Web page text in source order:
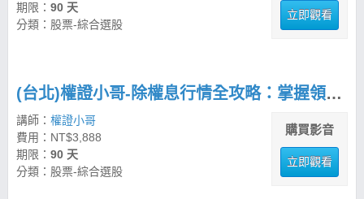
期限： 90 天
分類：股票-綜合選股
立即觀看
(台北)權證小哥-除權息行情全攻略：掌握領息與價差的實戰策略
講師： 權證小哥
費用：NT$3,888
期限： 90 天
分類：股票-綜合選股
購買影音
立即觀看